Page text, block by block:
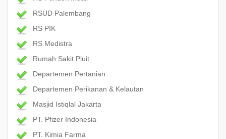
RSUD Palembang
RS PIK
RS Medistra
Rumah Sakit Pluit
Departemen Pertanian
Departemen Perikanan & Kelautan
Masjid Istiqlal Jakarta
PT. Pfizer Indonesia
PT. Kimia Farma